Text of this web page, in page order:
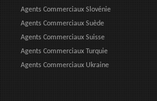
Agents Commerciaux Slovénie
Agents Commerciaux Suède
Agents Commerciaux Suisse
Agents Commerciaux Turquie
Agents Commerciaux Ukraine